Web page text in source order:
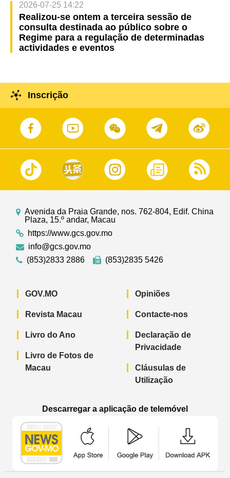
2026-07-25 14:22
Realizou-se ontem a terceira sessão de
consulta destinada ao público sobre o
Regime para a regulação de determinadas
actividades e eventos
Inscrição
Avenida da Praia Grande, nos. 762-804, Edif. China
Plaza, 15.º andar, Macau
https://www.gcs.gov.mo
info@gcs.gov.mo
(853)2833 2886
(853)2835 5426
GOV.MO
Revista Macau
Livro do Ano
Livro de Fotos de
Macau
Opiniões
Contacte-nos
Declaração de
Privacidade
Cláusulas de
Utilização
Descarregar a aplicação de telemóvel